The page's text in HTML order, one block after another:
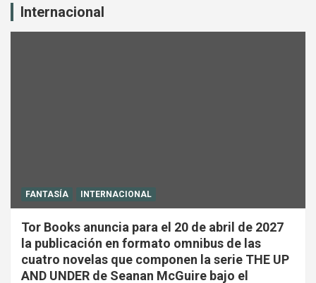
Internacional
FANTASÍA INTERNACIONAL
Tor Books anuncia para el 20 de abril de 2027
la publicación en formato omnibus de las
cuatro novelas que componen la serie THE UP
AND UNDER de Seanan McGuire bajo el